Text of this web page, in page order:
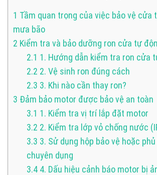
1 Tầm quan trọng của việc bảo vệ cửa
mưa bão
2 Kiểm tra và bảo dưỡng ron cửa tự
2.1 1. Hướng dẫn kiểm tra ron cửa
2.2 2. Vệ sinh ron đúng cách
2.3 3. Khi nào cần thay ron?
3 Đảm bảo motor được bảo vệ an toàn
3.1 1. Kiểm tra vị trí lắp đặt motor
3.2 2. Kiểm tra lớp vỏ chống nước
3.3 3. Sử dụng hộp bảo vệ hoặc
chuyên dụng
3.4 4. Dấu hiệu cảnh báo motor bị